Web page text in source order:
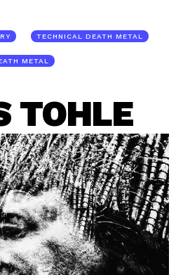
TECHNICAL DEATH METAL
METAL
TOHLE